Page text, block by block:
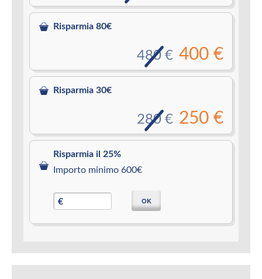
Risparmia 80€
400 €
480 €
Risparmia 30€
250 €
280 €
Risparmia il 25%
Importo minimo 600€
€ OK